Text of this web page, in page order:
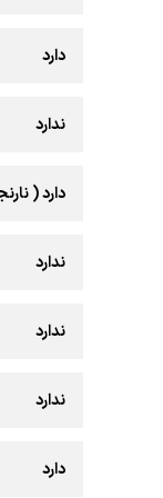
دارد
ندارد
دارد (
ندارد
ندارد
ندارد
دارد